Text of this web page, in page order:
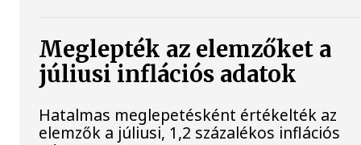
Meglepték az elemzőket a
júliusi inflációs adatok
Hatalmas meglepetésként értékelték az
elemzők a júliusi, 1,2 százalékos inflációs